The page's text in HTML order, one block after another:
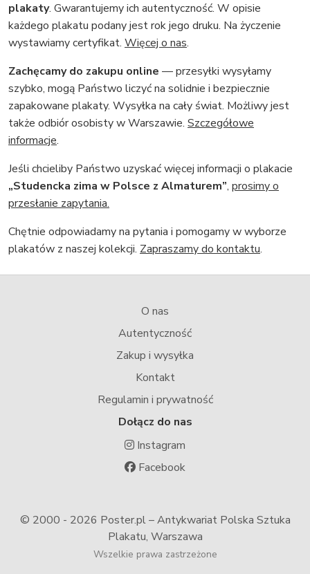
plakaty. Gwarantujemy ich autentyczność. W opisie
każdego plakatu podany jest rok jego druku. Na życzenie
wystawiamy certyfikat. Więcej o nas.
Zachęcamy do zakupu online — przesyłki wysyłamy
szybko, mogą Państwo liczyć na solidnie i bezpiecznie
zapakowane plakaty. Wysyłka na cały świat. Możliwy jest
także odbiór osobisty w Warszawie. Szczegółowe
informacje.
Jeśli chcieliby Państwo uzyskać więcej informacji o plakacie
„Studencka zima w Polsce z Almaturem”, prosimy o
przesłanie zapytania.
Chętnie odpowiadamy na pytania i pomogamy w wyborze
plakatów z naszej kolekcji. Zapraszamy do kontaktu.
O nas
Autentyczność
Zakup i wysyłka
Kontakt
Regulamin i prywatność
Dołącz do nas
Instagram
Facebook
© 2000 - 2026 Poster.pl – Antykwariat Polska Sztuka
Plakatu, Warszawa
Wszelkie prawa zastrzeżone